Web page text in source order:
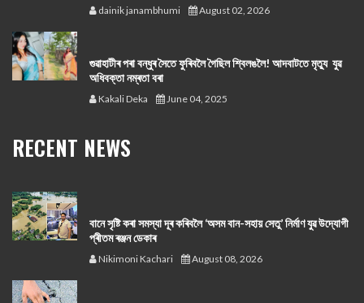
dainik janambhumi August 02, 2026
গুৱাহাটীৰ পৰা বন্ধুৰ সৈতে ফুৰিবলৈ গৈছিল শ্বিলঙলৈ! আদবাটতে মৃত্যু যুৱ
অধিবক্তা নম্ৰতা বৰা
Kakali Deka June 04, 2025
RECENT NEWS
বানে সৃষ্টি কৰা সমস্যা দূৰ কৰিবলৈ ‘অসম বান-সহায় সেতু’ নিৰ্মাণ যুৱ উদ্যোগী
প্ৰীতম ৰঞ্জন ডেকাৰ
Nikimoni Kachari August 08, 2026